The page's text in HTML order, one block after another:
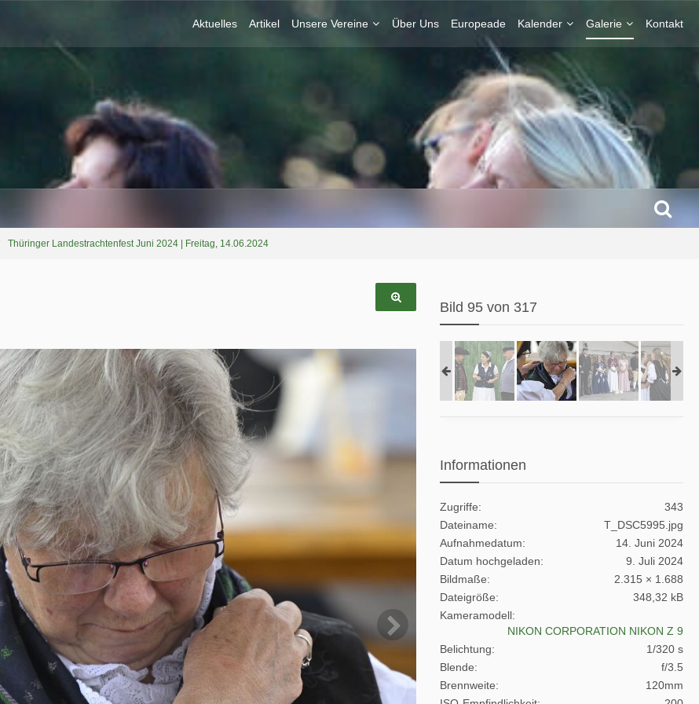
Aktuelles Artikel Unsere Vereine Über Uns Europeade Kalender Galerie Kontakt
Thüringer Landestrachtenfest Juni 2024 | Freitag, 14.06.2024
Bild 95 von 317
Informationen
Zugriffe
343
Dateiname
T_DSC5995.jpg
Aufnahmedatum
14. Juni 2024
Datum hochgeladen
9. Juli 2024
Bildmaße
2.315 × 1.688
Dateigröße
348,32 kB
Kameramodell
NIKON CORPORATION NIKON Z 9
Belichtung
1/320 s
Blende
f/3.5
Brennweite
120mm